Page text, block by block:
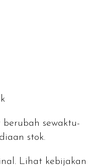
sewaktu-
stok.
Lihat kebijakan